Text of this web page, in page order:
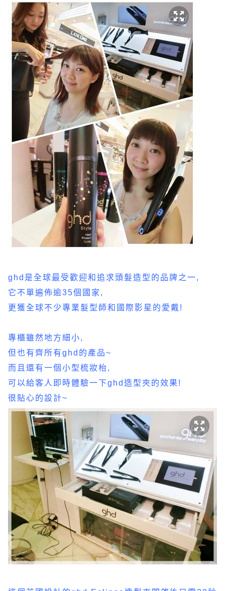
ghd是全球最受歡迎和追求頭髮造型的品牌之一,
它不單遍佈逾35個國家,
更獲全球不少專業髮型師和國際影星的愛戴!
專櫃雖然地方細小,
但也有齊所有ghd的產品~
而且還有一個小型梳妝枱,
可以給客人即時體驗一下ghd造型夾的效果!
很貼心的設計~